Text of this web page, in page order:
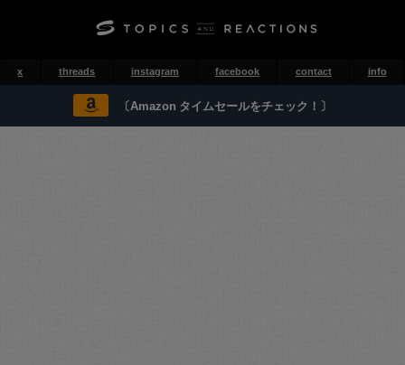
x threads instagram facebook contact info
〔Amazon タイムセールをチェック！〕